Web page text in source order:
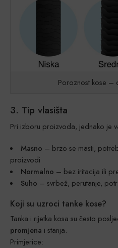
Poroznost kose –
3. Tip vlasišta
Pri izboru proizvoda, jednako je
Masno – brzo se masti,
proizvodi
Normalno – bez iritacija ili
Suho – svrbež, perutanje,
Koji su uzroci tanke kose?
Tanka i rijetka kosa su često
promjena i stanja.
Primjerice: